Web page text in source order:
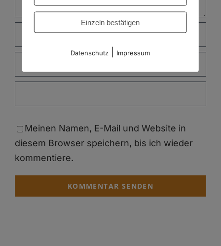
Meinen Namen, E-Mail und Website in
diesem Browser speichern, bis ich wieder
kommentiere.
Einzeln bestätigen
Datenschutz Impressum